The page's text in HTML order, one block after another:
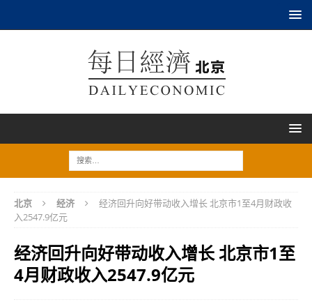
北京 经济
经济回升向好带动收入增长 北京市1至4月财政收
入2547.9亿元
经济回升向好带动收入增长 北京市1至
4月财政收入2547.9亿元